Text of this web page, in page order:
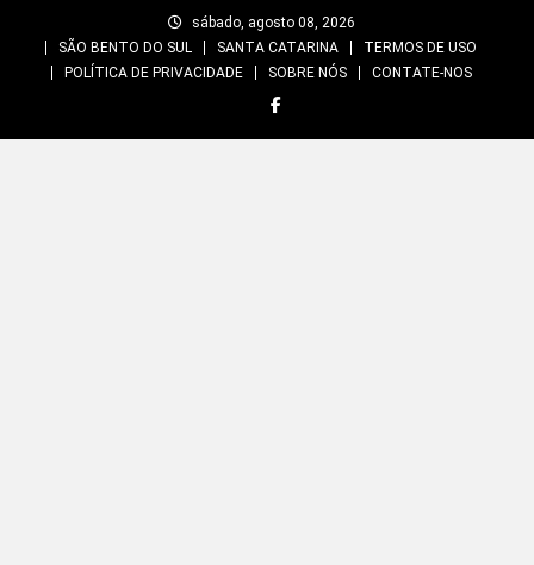
sábado, agosto 08, 2026
SÃO BENTO DO SUL
SANTA CATARINA
TERMOS DE USO
POLÍTICA DE PRIVACIDADE
SOBRE NÓS CONTATE-NOS